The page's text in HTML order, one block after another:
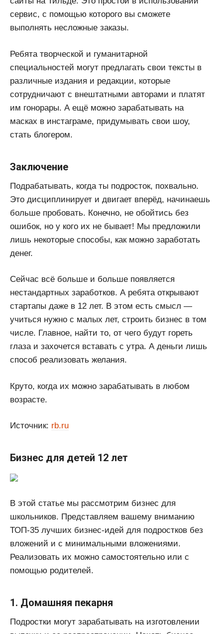
сервис, с помощью которого вы сможете
выполнять несложные заказы.
Ребята творческой и гуманитарной
специальностей могут предлагать свои тексты в
различные издания и редакции, которые
сотрудничают с внештатными авторами и платят
им гонорары. А ещё можно зарабатывать на
масках в инстаграме, придумывать свои шоу,
стать блогером.
Заключение
Подрабатывать, когда ты подросток, похвально.
Это дисциплинирует и двигает вперёд, начинаешь
больше пробовать. Конечно, не обойтись без
ошибок, но у кого их не бывает! Мы предложили
лишь некоторые способы, как можно заработать
денег.
Сейчас всё больше и больше появляется
нестандартных заработков. А ребята открывают
стартапы даже в 12 лет. В этом есть смысл —
учиться нужно с малых лет, строить бизнес в том
числе. Главное, найти то, от чего будут гореть
глаза и захочется вставать с утра. А деньги лишь
способ реализовать желания.
Круто, когда их можно зарабатывать в любом
возрасте.
Источник: rb.ru
Бизнес для детей 12 лет
В этой статье мы рассмотрим бизнес для
школьников. Представляем вашему вниманию
ТОП-35 лучших бизнес-идей для подростков без
вложений и с минимальными вложениями.
Реализовать их можно самостоятельно или с
помощью родителей.
1. Домашняя пекарня
Подростки могут зарабатывать на изготовлении